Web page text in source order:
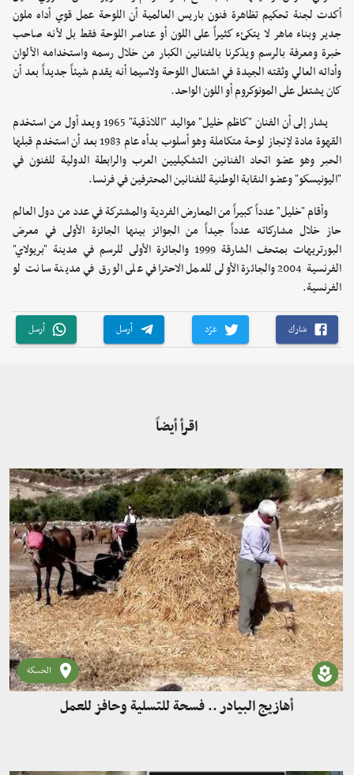
أكدت لجنة تحكيم تظاهرة فنون باريس العالمية أن اللوحة عمل قوي أداه ملون
جدير وبناء ماهر لا يتكئء كثيراً على اللون أو عناصر اللوحة فقط بل لأنه صاحب
خبرة ومعرفة بالرسم ويذكرنا بالفنانين الكبار من خلال رسمه واستخدامه الألوان
وأدائه العالي وثقته الجيدة في اشتغال اللوحة ولاسيما أنه يقدم شيئاً جديداً بعد أن
كان يشتغل على المونوكروم أو اللون الواحد.
يشار إلى أن الفنان "كاظم خليل" مواليد "اللاذقية" 1965 ويعد أول من استخدم
القهوة مادة لإنجاز لوحة متكاملة وهو أسلوب بدأه عام 1983 بعد أن استخدم قبلها
الحبر وهو عضو اتحاد الفنانين التشكيليين العرب والرابطة الدولية للفنون في
"اليونيسكو" وعضو النقابة الوطنية للفنانين المحترفين في فرنسا.
وأقام "خليل" عدداً كبيراً من المعارض الفردية والمشتركة في عدد من دول العالم
حاز خلال مشاركاته عدداً جيداً من الجوائز بينها الجائزة الأولى في معرض
البورتريهات بمتحف الشارقة 1999 والجائزة الأولى للرسم في مدينة "بريولاي"
الفرنسية 2004 والجائزة الأولى للعمل الاحترافي على الورق في مدينة سانت لو
الفرنسية.
شارك غرّد أرسل أرسل
اقرأ أيضاً
الحسكة
أهازيج البيادر .. فسحة للتسلية وحافز للعمل